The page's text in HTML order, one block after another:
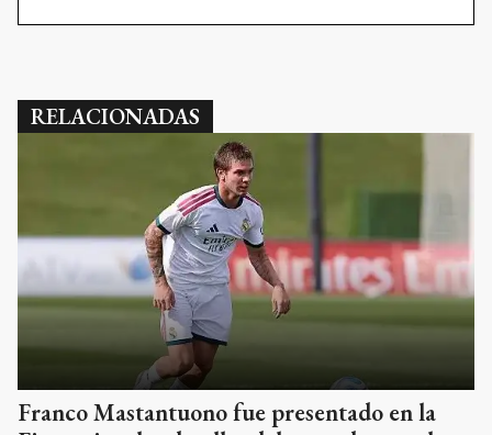
RELACIONADAS
Franco Mastantuono fue presentado en la